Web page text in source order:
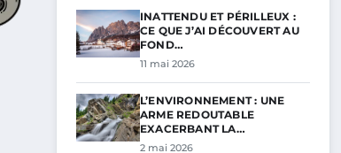
INATTENDU ET PÉRILLEUX :
CE QUE J’AI DÉCOUVERT AU
FOND…
11 mai 2026
L’ENVIRONNEMENT : UNE
ARME REDOUTABLE
EXACERBANT LA…
2 mai 2026